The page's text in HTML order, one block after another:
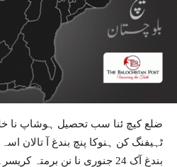
ضلع کیچ ئنا سب تحصیل ہوشاپ نا
ٹہیفنگ کن ہنوکا پنچ بندغ آ تالان
بندغ آک 24 جنوری نا نن برمتہ